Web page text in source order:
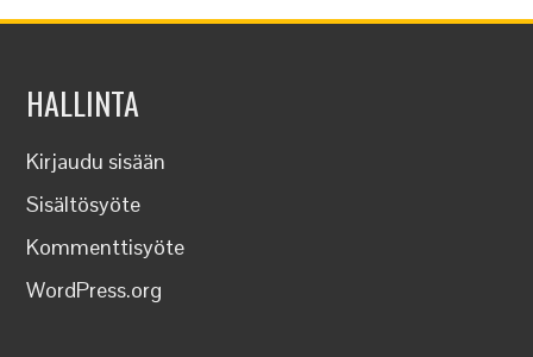
HALLINTA
Kirjaudu sisään
Sisältösyöte
Kommenttisyöte
WordPress.org